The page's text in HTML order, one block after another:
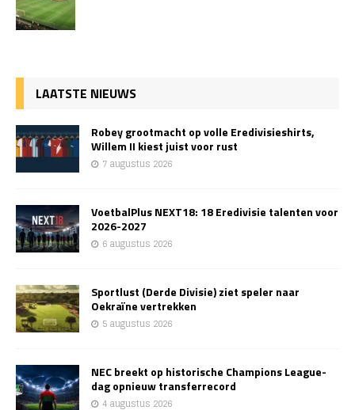
LAATSTE NIEUWS
Robey grootmacht op volle Eredivisieshirts,
Willem II kiest juist voor rust
7 augustus 2026
VoetbalPlus NEXT18: 18 Eredivisie talenten voor
2026-2027
6 augustus 2026
Sportlust (Derde Divisie) ziet speler naar
Oekraïne vertrekken
5 augustus 2026
NEC breekt op historische Champions League-
dag opnieuw transferrecord
4 augustus 2026